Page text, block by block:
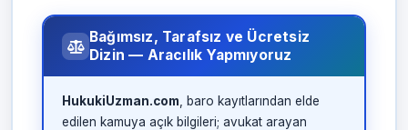
Bağımsız, Tarafsız ve Ücretsiz
Dizin — Aracılık Yapmıyoruz
HukukiUzman.com , baro kayıtlarından elde
edilen kamuya açık bilgileri; avukat arayan